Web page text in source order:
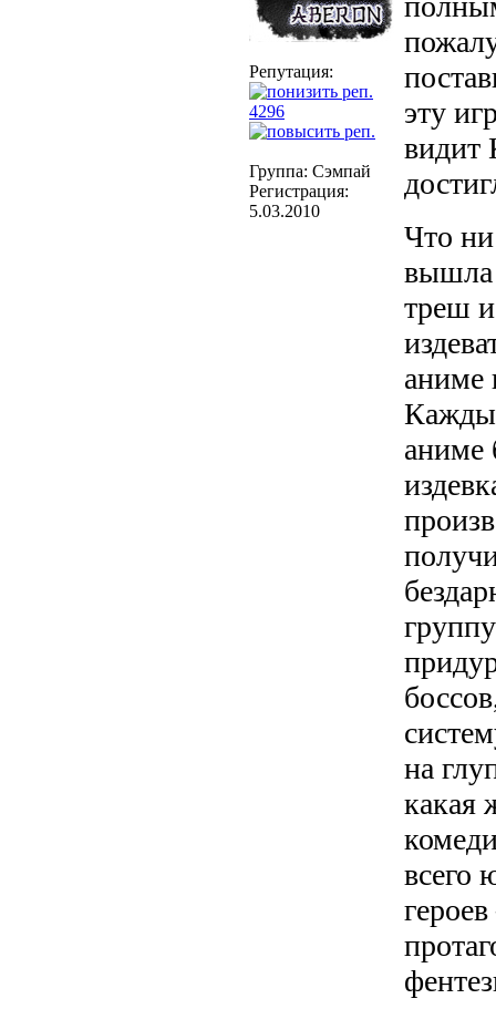
Репутация:
4296
Группа: Сэмпай
Регистрация:
5.03.2010
эту
видит
Что
вышла
треш
аниме
аниме
на
какая
всего